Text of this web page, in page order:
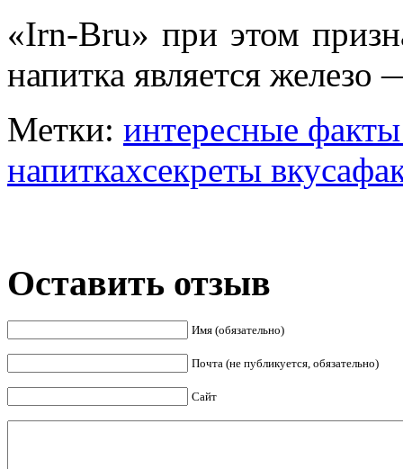
«Irn-Bru» при этом
напитка является
Метки: интересные
напиткахсекреты
Оставить отзыв
Имя (обязательно)
Почта (не публикуется, обязательно)
Сайт